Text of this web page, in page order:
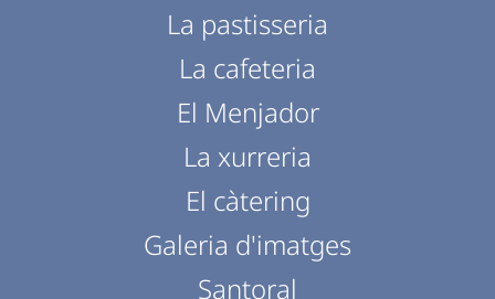
La pastisseria
La cafeteria
El Menjador
La xurreria
El càtering
Galeria d'imatges
Santoral